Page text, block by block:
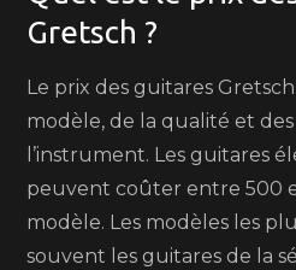
Gretsch ?
Le prix des guitares
modèle, de la qualité et
l’instrument. Les guitares
peuvent coûter entre 500
modèle. Les modèles les
souvent les guitares de la